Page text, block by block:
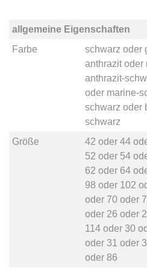
allgemeine Eigenschaften
Farbe
schwarz oder
anthrazitoder
anthrazit-
oder marine-
schwarz oder
schwarz
Größe
42 oder 44
52 oder 54
62 oder 64
98 oder 102
oder 70oder
oder 26 oder
114oder 30
oder 31 oder
oder 86